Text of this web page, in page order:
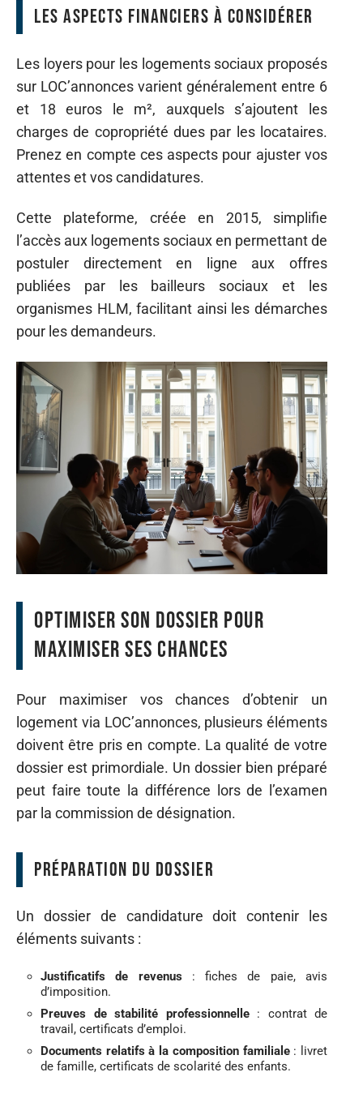
Les aspects financiers à considérer
Les loyers pour les logements sociaux proposés
sur LOC’annonces varient généralement entre 6
et 18 euros le m², auxquels s’ajoutent les
charges de copropriété dues par les locataires.
Prenez en compte ces aspects pour ajuster vos
attentes et vos candidatures.
Cette plateforme, créée en 2015, simplifie
l’accès aux logements sociaux en permettant de
postuler directement en ligne aux offres
publiées par les bailleurs sociaux et les
organismes HLM, facilitant ainsi les démarches
pour les demandeurs.
Optimiser son dossier pour
maximiser ses chances
Pour maximiser vos chances d’obtenir un
logement via LOC’annonces, plusieurs éléments
doivent être pris en compte. La qualité de votre
dossier est primordiale. Un dossier bien préparé
peut faire toute la différence lors de l’examen
par la commission de désignation.
Préparation du dossier
Un dossier de candidature doit contenir les
éléments suivants :
Justificatifs de revenus : fiches de paie, avis
d’imposition.
Preuves de stabilité professionnelle: contrat de
travail, certificats d’emploi.
Documents relatifs à la composition familiale: livret
de famille, certificats de scolarité des enfants.